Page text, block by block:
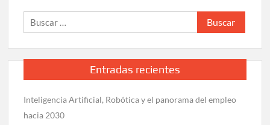
Buscar:
Entradas recientes
Inteligencia Artificial, Robótica y el panorama del empleo
hacia 2030